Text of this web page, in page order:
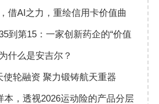
借AI之力，重绘信用卡价值曲
到第15：一家创新药企的“价值
什么是安吉尔？
轮融资 聚力锻铸航天重器
本，透视2026运动险的产品分层